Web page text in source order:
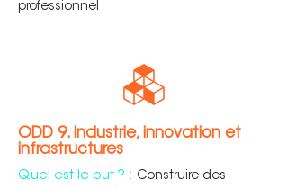
professionnel
ODD 9. Industrie, innovation et
infrastructures
Quel est le but ? : Construire des